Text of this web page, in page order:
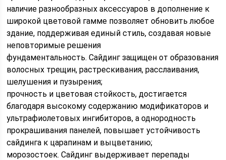
наличие разнообразных аксессуаров в дополнение к
широкой цветовой гамме позволяет обновить любое
здание, поддерживая единый стиль, создавая новые
неповторимые решения
фундаментальность.Сайдинг защищен от образования
волосных трещин, растрескивания, расслаивания,
шелушения и пузырения;
прочность и цветовая стойкость, достигается
благодаря высокому содержанию модификаторов и
ультрафиолетовых ингибиторов, а однородность
прокрашивания панелей, повышает устойчивость
сайдинга к царапинам и выцветанию;
морозостоек. Сайдинг выдерживает перепады